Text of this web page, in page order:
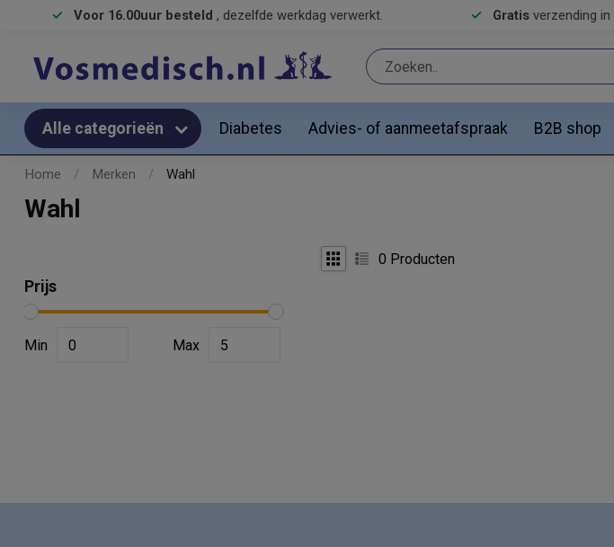
Voor 16.00uur besteld , dezelfde werkdag verwerkt. Gratis verzending in
Alle categorieën Diabetes Advies- of aanmeetafspraak B2B shop
Home / Merken / Wahl
Wahl
Prijs
Min Max
0 Producten